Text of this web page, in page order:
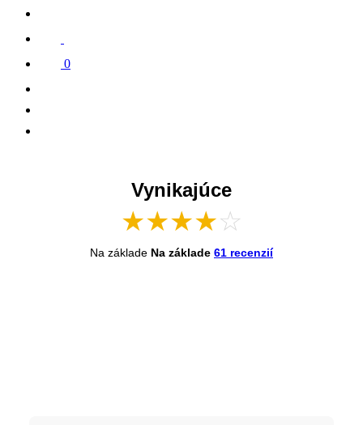
0
Vynikajúce
★★★★☆
Na základe Na základe 61 recenzií